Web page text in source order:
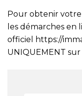
Pour obtenir
les démarches en
officiel
https://
UNIQUEMENT sur